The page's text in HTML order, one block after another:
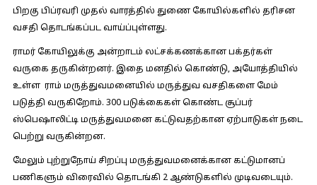
பிறகு பிப்​ர​வரி முதல் வாரத்​தில் துணை கோயில்​களில் தரிசன
வசதி தொடங்​கப்பட வாய்ப்​புள்​ளது.
ராமர் கோயிலுக்கு அன்​றாடம் லட்​சக்​கணக்​கான பக்​தர்​கள்
வருகை தரு​கின்​றனர். இதை மனதில் கொண்​டு, அயோத்​தி​யில்
உள்ள ராம் மருத்​து​வ​மனை​யில் மருத்​துவ வசதி​களை மேம்​
படுத்தி வரு​கிறோம். 300 படுக்​கைகள் கொண்ட சூப்​பர்
ஸ்பெஷாலிட்டி மருத்​து​வ​மனை கட்​டு​வதற்​கான ஏற்​பாடு​கள் நடை​
பெற்று வரு​கின்​றன.
மேலும் புற்​று​நோய் சிறப்பு மருத்​து​வ​மனைக்​கான கட்​டு​மானப்
பணி​களும் விரை​வில் தொடங்கி 2 ஆண்​டு​களில் முடிவடை​யும்.